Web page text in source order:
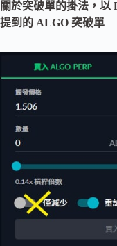
關於突破單的掛法，以
提到的 ALGO 突破單